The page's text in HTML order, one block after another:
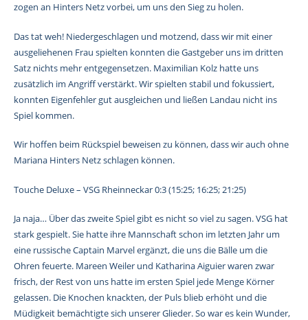
zogen an Hinters Netz vorbei, um uns den Sieg zu holen.
Das tat weh! Niedergeschlagen und motzend, dass wir mit einer
ausgeliehenen Frau spielten konnten die Gastgeber uns im dritten
Satz nichts mehr entgegensetzen. Maximilian Kolz hatte uns
zusätzlich im Angriff verstärkt. Wir spielten stabil und fokussiert,
konnten Eigenfehler gut ausgleichen und ließen Landau nicht ins
Spiel kommen.
Wir hoffen beim Rückspiel beweisen zu können, dass wir auch ohne
Mariana Hinters Netz schlagen können.
Touche Deluxe – VSG Rheinneckar 0:3 (15:25; 16:25; 21:25)
Ja naja… Über das zweite Spiel gibt es nicht so viel zu sagen. VSG hat
stark gespielt. Sie hatte ihre Mannschaft schon im letzten Jahr um
eine russische Captain Marvel ergänzt, die uns die Bälle um die
Ohren feuerte. Mareen Weiler und Katharina Aiguier waren zwar
frisch, der Rest von uns hatte im ersten Spiel jede Menge Körner
gelassen. Die Knochen knackten, der Puls blieb erhöht und die
Müdigkeit bemächtigte sich unserer Glieder. So war es kein Wunder,